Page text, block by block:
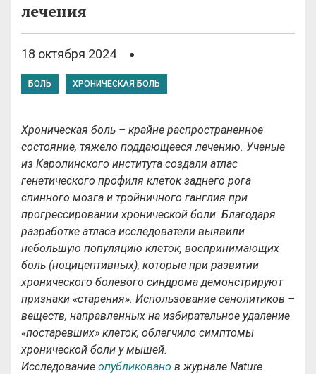
лечения
18 октября 2024
БОЛЬ ХРОНИЧЕСКАЯ БОЛЬ
Хроническая боль – крайне распространенное
состояние, тяжело поддающееся лечению. Ученые
из Каролинского института создали атлас
генетического профиля клеток заднего рога
спинного мозга и тройничного ганглия при
прогрессировании хронической боли. Благодаря
разработке атласа исследователи выявили
небольшую популяцию клеток, воспринимающих
боль (ноцицептивных), которые при развитии
хронического болевого синдрома демонстрируют
признаки «старения». Использование сенолитиков –
веществ, направленных на избирательное удаление
«постаревших» клеток, облегчило симптомы
хронической боли у мышей.
Исследование опубликовано в журнале Nature